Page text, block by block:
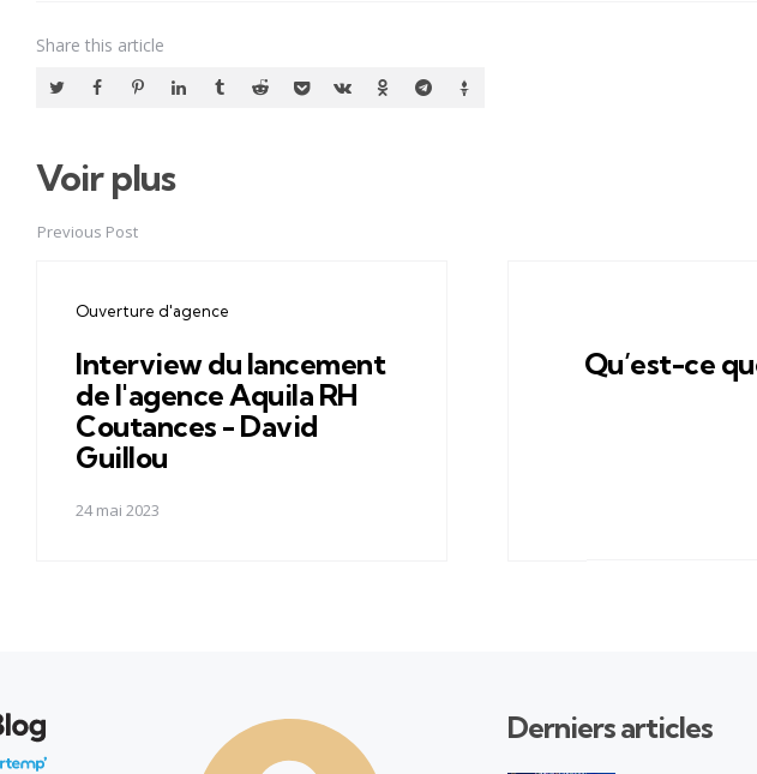
Share this article
Voir plus
Post
navigation
Previous Post
Ouverture d'agence
Interview du lancement
de l'agence Aquila RH
Coutances - David
Guillou
24 mai 2023
Qu’est-ce
Derniers articles